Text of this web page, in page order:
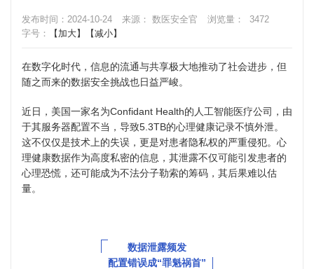
发布时间：2024-10-24 来源： 数医安全官 浏览量：
3472
字号：
【加大】 【减小】
在数字化时代，信息的流通与共享极大地推动了社会进步，但
随之而来的数据安全挑战也日益严峻。
近日，美国一家名为Confidant Health的人工智能医疗公司，由
于其服务器配置不当，导致5.3TB的心理健康记录不慎外泄。
这不仅仅是技术上的失误，更是对患者隐私权的严重侵犯。心
理健康数据作为高度私密的信息，其泄露不仅可能引发患者的
心理恐慌，还可能成为不法分子勒索的筹码，其后果难以估
量。
数据泄露频发
配置错误成“罪魁祸首”